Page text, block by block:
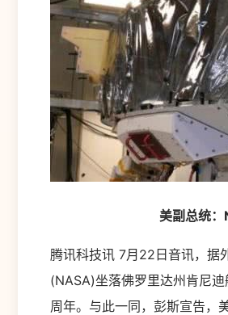
美副总统
腾讯科技讯 7月22日音讯，据
(NASA)坐落佛罗里达州肯尼
周年。与此一同，彭斯宣告，